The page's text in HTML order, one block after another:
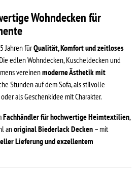
Wohndecken für
Jahren fürQualität, Komfort und zeitloses
edlen Wohndecken, Kuscheldecken und
vereinenmoderne Ästhetik mit
Stunden auf dem Sofa, als stilvolle
als Geschenkidee mit Charakter.
Fachhändler für hochwertige Heimtextilien,
anoriginal Biederlack Decken – mit
Lieferung und exzellentem